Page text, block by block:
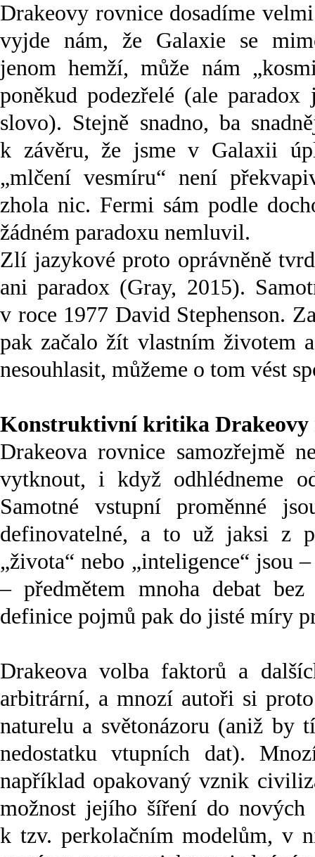
Drakeovy rovnice dosadíme
vyjde nám, že Galaxie se
jenom hemží, může nám
poněkud podezřelé (ale
slovo). Stejně snadno, ba
k závěru, že jsme v Galaxii
„mlčení vesmíru“ není
zhola nic. Fermi sám podle
žádném paradoxu nemluvil.
Zlí jazykové proto oprávněně
ani paradox (Gray, 2015).
v roce 1977 David Stephenson.
pak začalo žít vlastním životem
nesouhlasit, můžeme o tom vést
Konstruktivní kritika Drakeovy
Drakeova rovnice samozřejmě
vytknout, i když odhlédneme
Samotné vstupní proměnné
definovatelné, a to už jaksi z
„života“ nebo „inteligence“ jsou
– předmětem mnoha debat
definice pojmů pak do jisté míry
Drakeova volba faktorů a
arbitrární, a mnozí autoři si
naturelu a světonázoru (aniž by
nedostatku vtupních dat).
například opakovaný vznik
možnost jejího šíření do nových
k tzv. perkolačním modelům, v